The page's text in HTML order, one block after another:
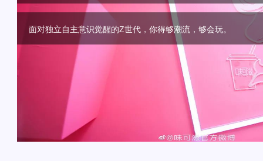
“奶油+”，能否成为饮品下一风口？
植物基来势汹汹， 植选率先发力多维度定义植物奶
只有你想不到的，没有它玩不了的
益达雪融薄荷糖今年10月上市，被称为益达历史上的划时代之作
面对独立自主意识觉醒的Z世代，你得够潮流，够会玩。